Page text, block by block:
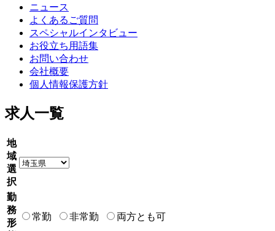
ニュース
よくあるご質問
スペシャルインタビュー
お役立ち用語集
お問い合わせ
会社概要
個人情報保護方針
求人一覧
地
域
選
択
勤
務
形
常勤 非常勤 両方とも可